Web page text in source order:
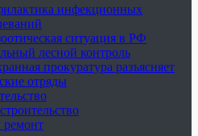
инфекционных
ситуация в РФ
лесной контроль
прокуратура разъясняет
отряды